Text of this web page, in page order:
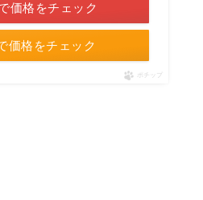
価格をチェック
価格をチェック
ポチップ